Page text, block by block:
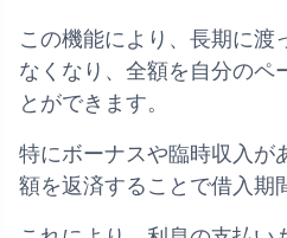
この機能により、長期に渡
なくなり、全額を自分のペ
とができます。
特にボーナスや臨時収入が
額を返済することで借入期